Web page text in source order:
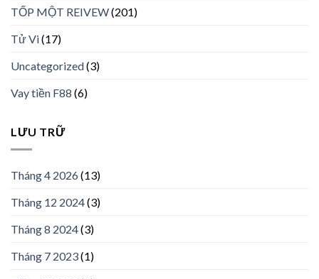
TỐP MỘT REIVEW(201)
Tử Vi(17)
Uncategorized(3)
Vay tiền F88 (6)
LƯU TRỮ
Tháng 4 2026(13)
Tháng 12 2024(3)
Tháng 8 2024(3)
Tháng 7 2023(1)